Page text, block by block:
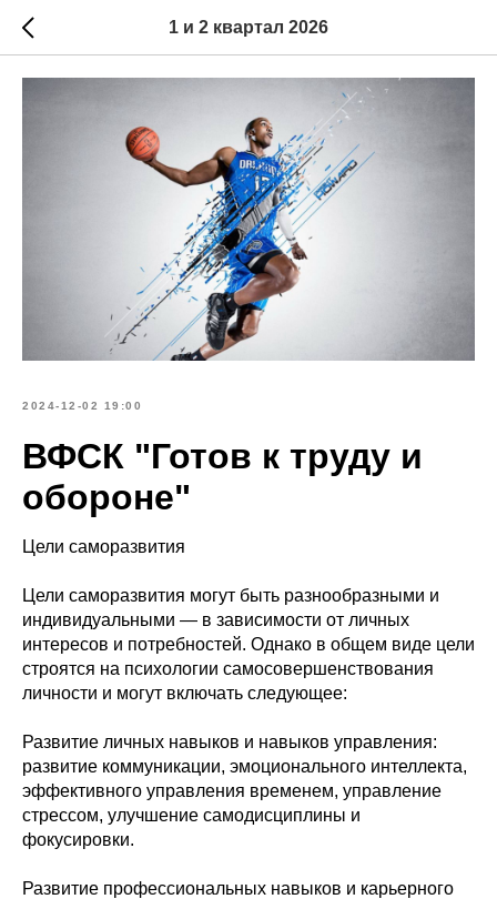
1 и 2 квартал 2026
2024-12-02 19:00
ВФСК "Готов к труду и
обороне"
Цели саморазвития
Цели саморазвития могут быть разнообразными и
индивидуальными — в зависимости от личных
интересов и потребностей. Однако в общем виде цели
строятся на психологии самосовершенствования
личности и могут включать следующее:
Развитие личных навыков и навыков управления:
развитие коммуникации, эмоционального интеллекта,
эффективного управления временем, управление
стрессом, улучшение самодисциплины и
фокусировки.
Развитие профессиональных навыков и карьерного